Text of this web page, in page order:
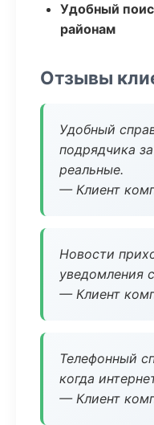
Удобный
районам
Отзывы
Удобный
подрядчика
реальные.
— Клиент
Новости
уведомления
— Клиент
Телефонный
когда
— Клиент